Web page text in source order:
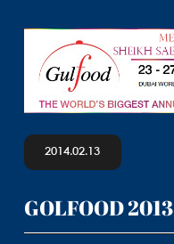
2014.02.13
GOLFOOD